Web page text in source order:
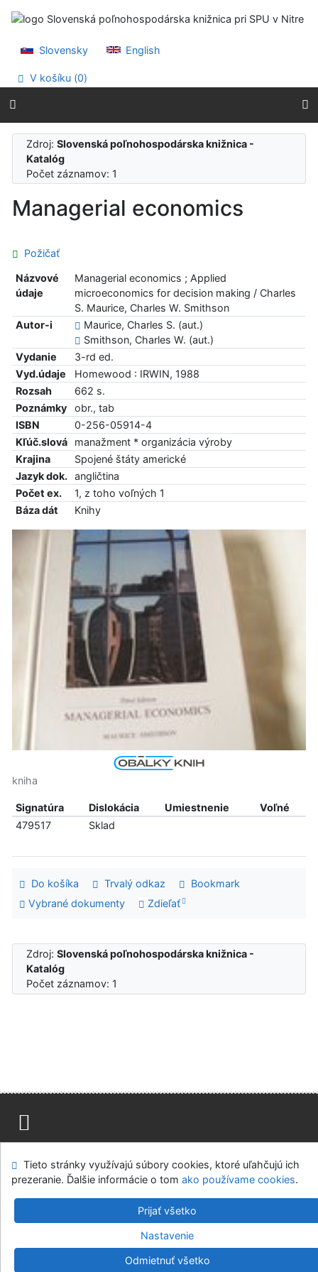
Prejsť na menu
Slovensky
English
V košíku (0)
Zdroj:Slovenská poľnohospodárska knižnica -
Katalóg
Počet záznamov: 1
Managerial economics
Požičať
Názvové
údaje
Managerial economics ; Applied
microeconomics for decision making / Charles
S. Maurice, Charles W. Smithson
Autor-i
Maurice, Charles S. (aut.)
Smithson, Charles W. (aut.)
Vydanie
3-rd ed.
Vyd.údaje
Homewood : IRWIN, 1988
Rozsah
662 s.
Poznámky
obr., tab
ISBN
0-256-05914-4
Kľúč.slová
manažment * organizácia výroby
Krajina
Spojené štáty americké
Jazyk dok.
angličtina
Počet ex.
1, z toho voľných 1
Báza dát
Knihy
kniha
Signatúra Dislokácia Umiestnenie
Voľné
479517
Sklad
Do košíka Trvalý odkaz
Bookmark
Vybrané dokumenty
Zdieľať
Zdroj:Slovenská poľnohospodárska knižnica -
Katalóg
Počet záznamov: 1
Modul OpenSearch
Napíšte nám Nastavenie cookies
Slovenská poľnohospodárska knižnica pri SPU v Nitre
©1993-2026IPACv.4.8.63a-Cosmotron Slovakia, s.r.o.
Tieto stránky využívajú súbory cookies, ktoré uľahčujú ich
prezeranie. Ďalšie informácie o tom ako používame cookies.
Prijať všetko
Nastavenie
Odmietnuť všetko